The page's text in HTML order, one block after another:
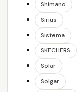
Shimano
Sirius
Sistema
SKECHERS
Solar
Solgar